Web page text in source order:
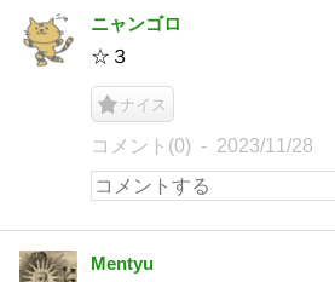
ニャンゴロ
☆３
ナイス
コメント(0) 2023/11/28
Mentyu